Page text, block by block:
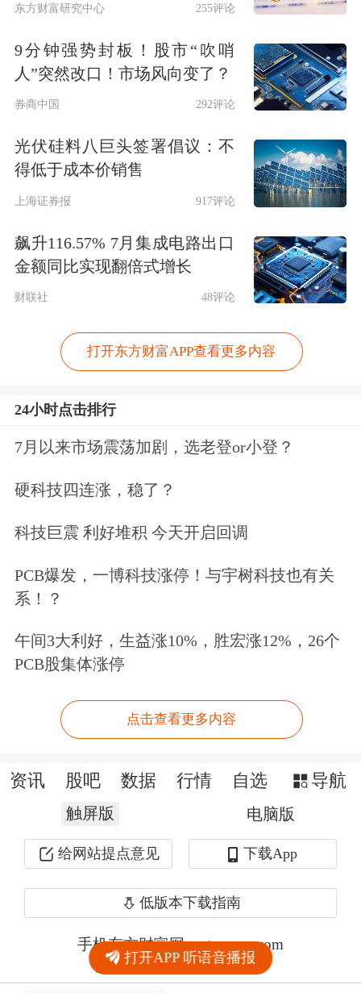
东方财富研究中心 255评论
9分钟强势封板！股市“吹哨
人”突然改口！市场风向变了？
券商中国 292评论
光伏硅料八巨头签署倡议：不
得低于成本价销售
上海证券报 917评论
飙升116.57% 7月集成电路出口
金额同比实现翻倍式增长
财联社 48评论
打开东方财富APP查看更多内容
24小时点击排行
7月以来市场震荡加剧，选老登or小登？
硬科技四连涨，稳了？
科技巨震 利好堆积 今天开启回调
PCB爆发，一博科技涨停！与宇树科技也有关
系！？
午间3大利好，生益涨10%，胜宏涨12%，26个
PCB股集体涨停
点击查看更多内容
打开APP 听语音播报
资讯 股吧 数据 行情 自选 导航
触屏版 电脑版
给网站提点意见 下载App
低版本下载指南
手机东方财富网 eastmoney.com
网站备案号:沪ICP备05006054号-11